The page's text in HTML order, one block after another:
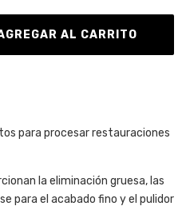
para procesar restauraciones
la eliminación gruesa, las
para el acabado fino y el pulidor